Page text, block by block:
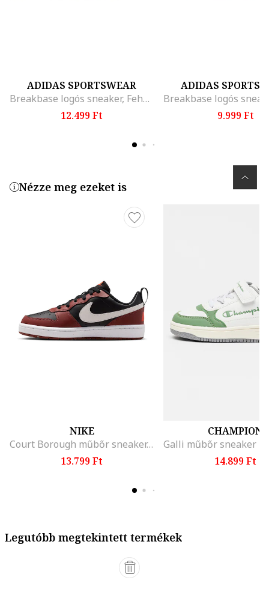
ADIDAS SPORTSWEAR
Breakbase logós sneaker, Fehér/Fekete
12.499 Ft
ADIDAS
9.999 Ft
Nézze meg ezeket is
NIKE
Court Borough műbőr sneaker, Fehér/Bordó/Fekete
13.799 Ft
CHAMPION
14.899 Ft
Legutóbb megtekintett termékek